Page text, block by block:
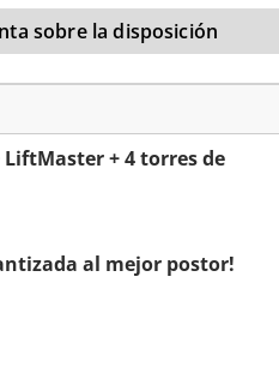
sobre la disposición
+ 4 torres de
al mejor postor!